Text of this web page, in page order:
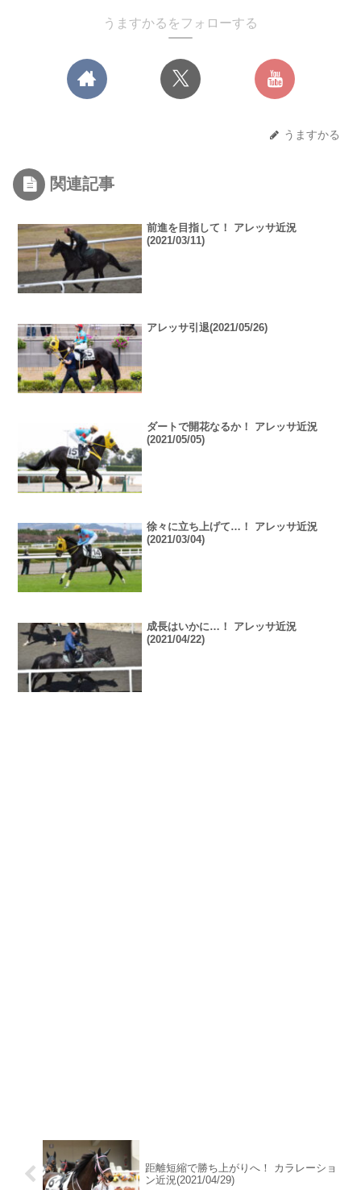
うますかるをフォローする
うますかる
関連記事
前進を目指して！ アレッサ近況
(2021/03/11)
アレッサ引退(2021/05/26)
ダートで開花なるか！ アレッサ近況
(2021/05/05)
徐々に立ち上げて…！ アレッサ近況
(2021/03/04)
成長はいかに…！ アレッサ近況
(2021/04/22)
距離短縮で勝ち上がりへ！ カラレーショ
ン近況(2021/04/29)